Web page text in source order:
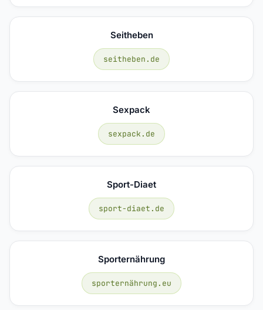
Seitheben
seitheben.de
Sexpack
sexpack.de
Sport-Diaet
sport-diaet.de
Sporternährung
sporternährung.eu